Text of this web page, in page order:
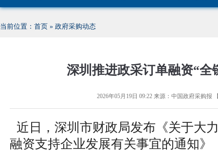
当前位置： 首页 » 政府采购动态
深圳推进政采订单融资“全
2026年05月19日 09:22来源： 中国政府采购报
近日，深圳市财政局发布《关于大
融资支持企业发展有关事宜的通知》